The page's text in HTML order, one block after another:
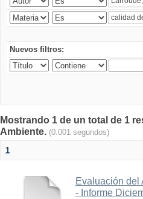
Nuevos filtros:
Mostrando 1 de un total de 1
Ambiente. (0.001 segundos)
1
Evaluación del
- Informe